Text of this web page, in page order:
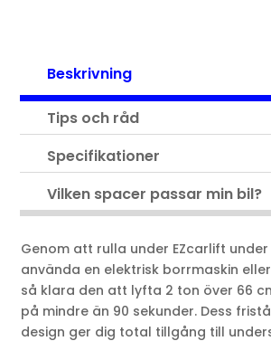
Beskrivning
Tips och råd
Specifikationer
Vilken spacer passar min bil?
Genom att rulla under EZcarlift
använda en elektrisk borrmaskin
så klara den att lyfta 2 ton över 66
på mindre än 90 sekunder. Dess
design ger dig total tillgång till